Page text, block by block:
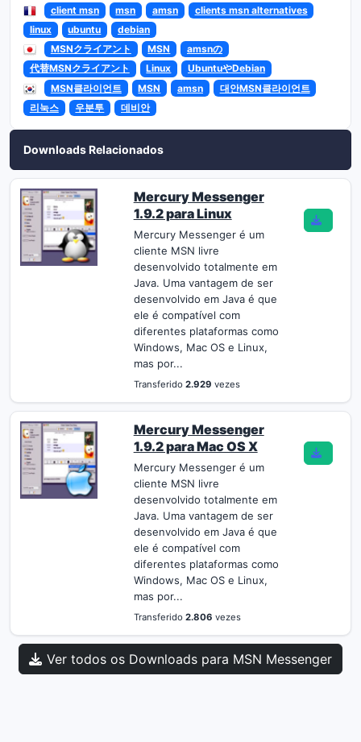
client msn
msn amsn
clients msn alternatives
linux
ubuntu
debian
MSNクライアント
MSN
amsnの
代替MSNクライアント
Linux
UbuntuやDebian
MSN클라이언트
MSN amsn
대안MSN클라이언트
리눅스
우분투 데비안
Downloads Relacionados
Mercury Messenger
1.9.2 para Linux
Mercury Messenger é um
cliente MSN livre
desenvolvido totalmente em
Java. Uma vantagem de ser
desenvolvido em Java é que
ele é compatível com
diferentes plataformas como
Windows, Mac OS e Linux,
mas por...
Transferido 2.929 vezes
Mercury Messenger
1.9.2 para Mac OS X
Mercury Messenger é um
cliente MSN livre
desenvolvido totalmente em
Java. Uma vantagem de ser
desenvolvido em Java é que
ele é compatível com
diferentes plataformas como
Windows, Mac OS e Linux,
mas por...
Transferido 2.806 vezes
Ver todos os Downloads para MSN Messenger